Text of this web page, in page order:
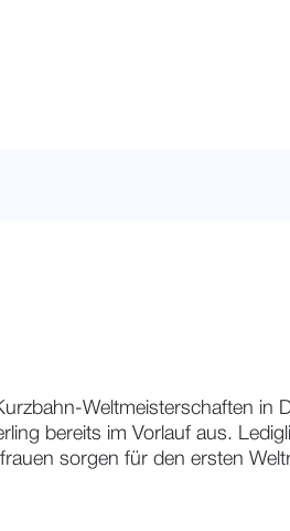
Weltmeisterschaften in
bereits im Vorlauf aus.
sorgen für den ersten